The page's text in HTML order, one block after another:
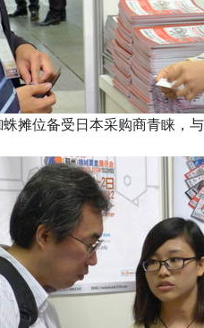
蛛摊位备受日本采购商青睐，